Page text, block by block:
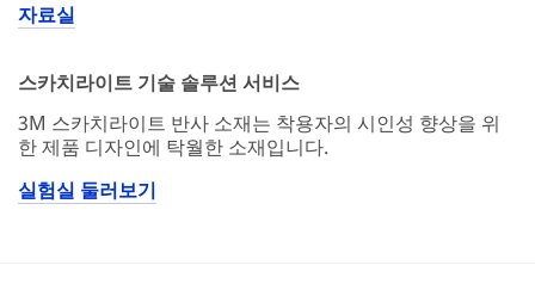
자료실
스카치라이트 기술 솔루션 서비스
3M 스카치라이트 반사 소재는 착용자의 시인성 향상을 위
한 제품 디자인에 탁월한 소재입니다.
실험실 둘러보기